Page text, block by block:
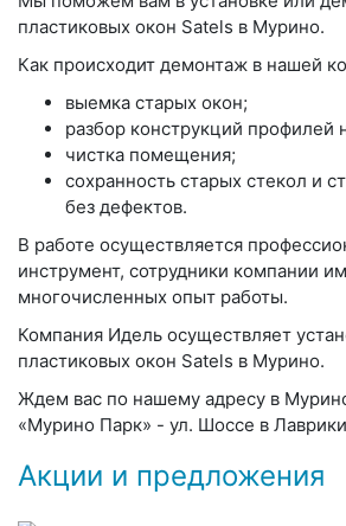
пластиковых окон Satels в Мурино.
Как происходит демонтаж в нашей
выемка старых окон;
разбор конструкций профилей
чистка помещения;
сохранность старых стекол и
без дефектов.
В работе осуществляется
инструмент, сотрудники компании
многочисленных опыт работы.
Компания Идель осуществляет
пластиковых окон Satels в Мурино.
Ждем вас по нашему адресу в
«Мурино Парк» - ул. Шоссе в
Акции и предложения